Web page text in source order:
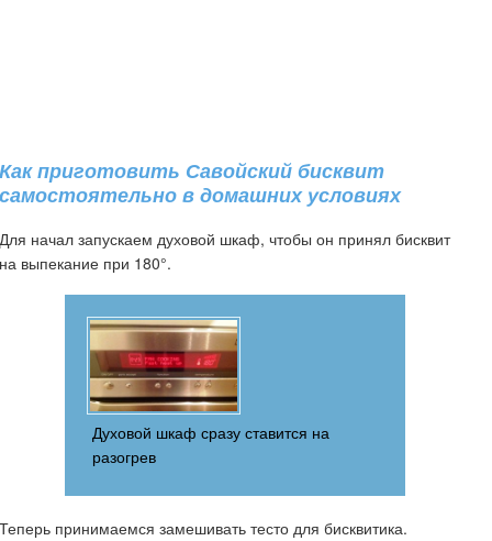
Как приготовить Савойский бисквит
самостоятельно в домашних условиях
Для начал запускаем духовой шкаф, чтобы он принял бисквит
на выпекание при 180°.
Духовой шкаф сразу ставится на
разогрев
Теперь принимаемся замешивать тесто для бисквитика.